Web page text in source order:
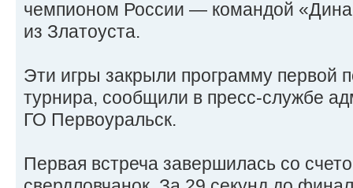
чемпионом России — командой
из Златоуста.
Эти игры закрыли программу первой
турнира, сообщили в пресс-службе
ГО Первоуральск.
Первая встреча завершилась со